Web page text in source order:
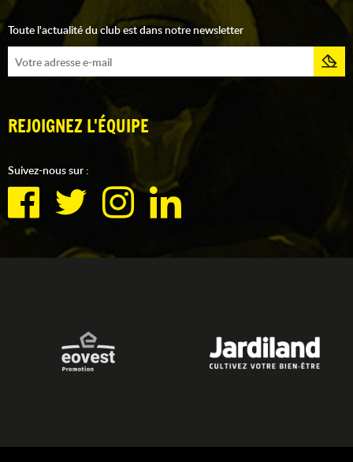
Toute l'actualité du club est dans notre newsletter
REJOIGNEZ L'ÉQUIPE
Suivez-nous sur :